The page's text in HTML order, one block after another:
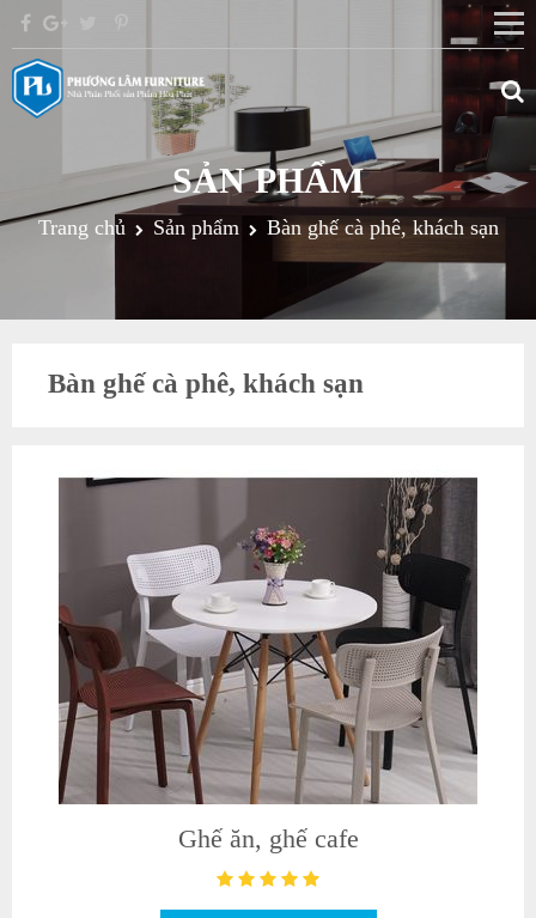
SẢN PHẨM
Trang chủ Sản phẩm Bàn ghế cà phê, khách sạn
Bàn ghế cà phê, khách sạn
Ghế ăn, ghế cafe